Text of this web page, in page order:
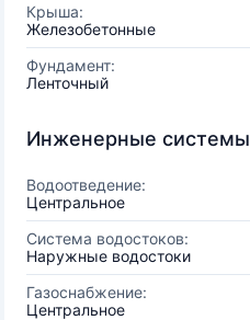
Крыша:
Железобетонные
Фундамент:
Ленточный
Инженерные системы
Водоотведение:
Центральное
Система водостоков:
Наружные водостоки
Газоснабжение:
Центральное